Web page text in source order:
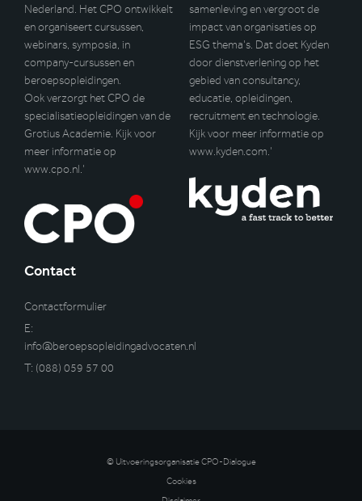
Nederland. Het CPO ontwikkelt
en organiseert cursussen,
webinars, symposia, in
company-cursussen en
beroepsopleidingen.
Ook verzorgt het CPO de
specialisatieopleidingen van de
Grotius Academie. Kijk voor
meer informatie op
www.cpo.nl.’
samenleving en vergroot de
impact van organisaties op
ESG thema’s. Dat doet Kyden
door dienstverlening op het
gebied van consultancy,
educatie, opleidingen,
recruitment en technologie.
Kijk voor meer informatie op
www.kyden.com.’
Contact
Contactformulier
E:
info@beroepsopleidingadvocaten.nl
T: (088) 059 57 00
© Uitvoeringsorganisatie CPO-Dialogue
Cookies